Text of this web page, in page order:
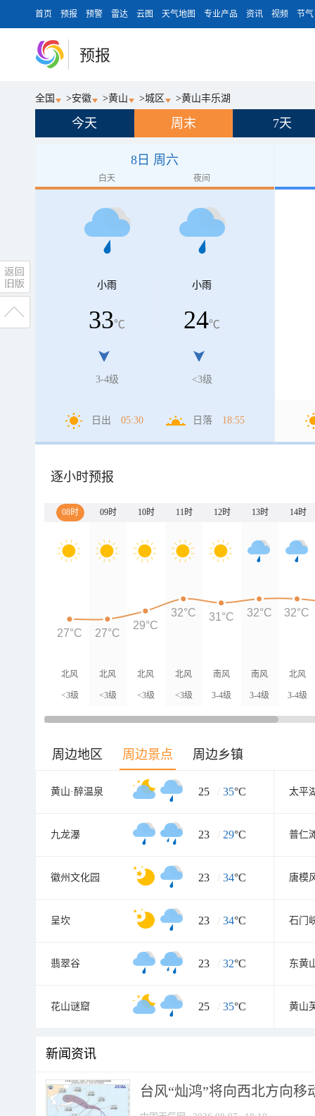
首页 预报 预警 雷达 云图 天气地图 专业产品 资讯 视频 节气
预报
全国 >安徽 >黄山 >城区 >黄山丰乐湖
今天 周末 7天
8日 周六
白天 夜间
小雨
33℃
3-4级
小雨
24℃
<3级
日出 05:30 日落 18:55
逐小时预报
08时 09时 10时 11时 12时 13时 14时
北风
<3级
北风
<3级
北风
<3级
北风
<3级
南风
3-4级
南风
3-4级
北风
3-4级
27°C 27°C
29°C
32°C 31°C 32°C 32°C
周边地区 周边景点 周边乡镇
黄山·醉温泉 25 / 35°C 太平
九龙瀑 23 / 29°C 普仁
徽州文化园 23 / 34°C 唐模
呈坎 23 / 34°C 石门
翡翠谷 23 / 32°C 东黄
花山谜窟 25 / 35°C 黄山
新闻资讯
台风“灿鸿”将向西北方向移